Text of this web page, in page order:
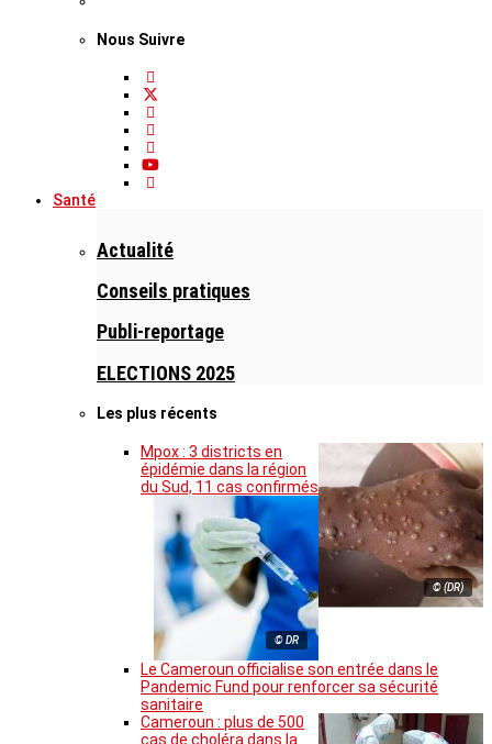
Nous Suivre
Santé
Actualité
Conseils pratiques
Publi-reportage
ELECTIONS 2025
Les plus récents
© (DR)
Mpox : 3 districts en
épidémie dans la région
du Sud, 11 cas confirmés
© DR
Le Cameroun officialise son entrée dans le
Pandemic Fund pour renforcer sa sécurité
sanitaire
Cameroun : plus de 500
cas de choléra dans la